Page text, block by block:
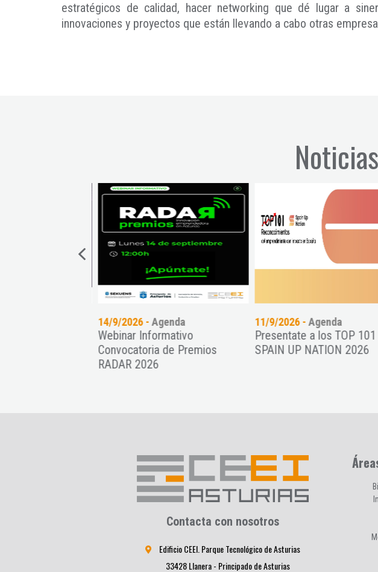
estratégicos de calidad, hacer networking que dé lugar a
innovaciones y proyectos que están llevando a cabo otras
14/9/2026 -Agenda
Webinar Informativo
Convocatoria de Premios
RADAR 2026
11/9/2026 -Agenda
Presentate a los TOP 101
SPAIN UP NATION 2026
Contacta con nosotros
Edificio CEEI. Parque Tecnológico de Asturias
33428 Llanera - Principado de Asturias